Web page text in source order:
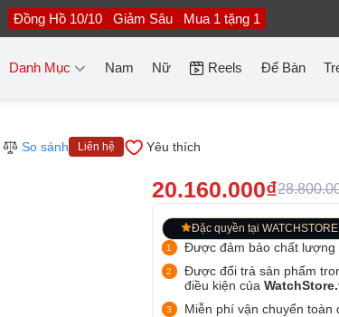
Đồng Hồ 10/10 Giảm Sâu Mua 1 tặng 1
Danh Mục Nam Nữ Reels Để Bàn
So sánh Liên hệ Yêu thích
20.160.000₫
Đặc quyền tại WATCHSTORE
Được đảm bảo chất lượng
Được đổi trả sản phẩm
điều kiện của
Miễn phí vận chuyển toàn